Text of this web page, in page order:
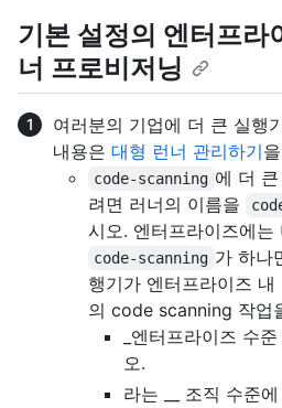
기본 설정의 엔터프라
너 프로비저닝
여러분의 기업에 더 큰 실행
내용은 대형 런너 관리하기
code-scanning 에 더
려면 러너의 이름을
시오. 엔터프라이즈에
code-scanning 가 하나
행기가 엔터프라이즈
의 code scanning 작업
_엔터프라이즈 수
오.
라는 __ 조직 수준